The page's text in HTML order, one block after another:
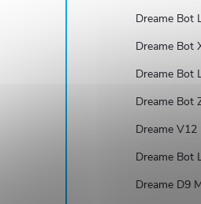
Dreame Bot
Dreame Bot
Dreame Bot
Dreame Bot
Dreame V12
Dreame Bot
Dreame D9